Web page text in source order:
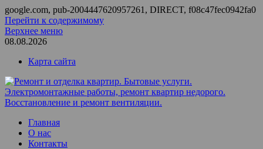
google.com, pub-2004447620957261, DIRECT, f08c47fec0942fa0
Перейти к содержимому
Верхнее меню
08.08.2026
Карта сайта
Ремонт и отделка квартир. Бытовые услуги.
Электромонтажные работы, ремонт квартир недорого.
Восстановление и ремонт вентиляции.
ООО Домус — ремонт квартир, обслуживание и ремонт
вентиляции, монтаж систем приточной вентиляции.
Главная
О нас
Контакты